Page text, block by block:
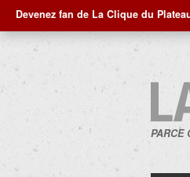
Devenez fan de La Clique du
PARCE